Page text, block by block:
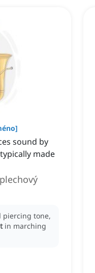
]
sound by
made
tone,
in marching